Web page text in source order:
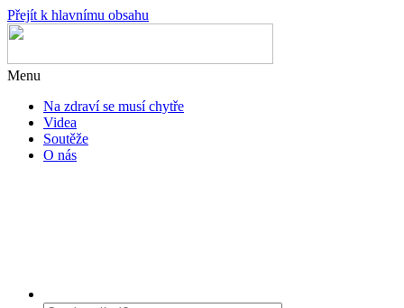
Přejít k hlavnímu obsahu
Menu
Na zdraví se musí chytře
Videa
Soutěže
O nás